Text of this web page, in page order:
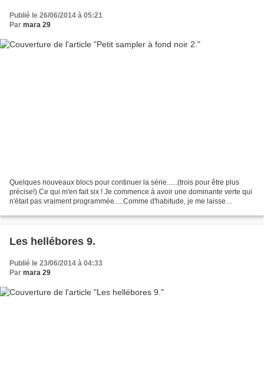
Publié le 26/06/2014 à 05:21
Par mara 29
Quelques nouveaux blocs pour continuer la série......(trois pour être plus
précise!) Ce qui m'en fait six ! Je commence à avoir une dominante verte qui
n'était pas vraiment programmée.....Comme d'habitude, je me laisse
Les hellébores 9.
Publié le 23/06/2014 à 04:33
Par mara 29